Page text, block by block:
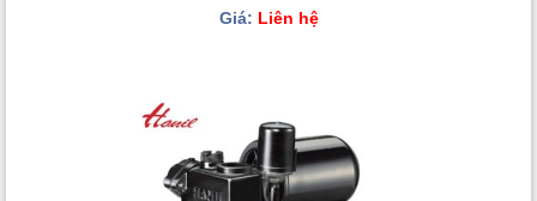
Giá: Liên hệ